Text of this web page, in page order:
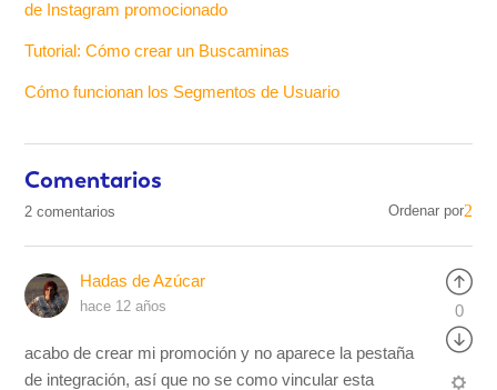
de Instagram promocionado
Tutorial: Cómo crear un Buscaminas
Cómo funcionan los Segmentos de Usuario
Comentarios
2 comentarios Ordenar por
Hadas de Azúcar
hace 12 años
acabo de crear mi promoción y no aparece la pestaña
de integración, así que no se como vincular esta
0